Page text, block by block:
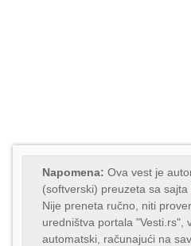
Napomena: Ova vest je
(softverski) preuzeta sa sajta
Nije preneta ručno, niti
uredništva portala "Vesti.rs",
automatski, računajući na